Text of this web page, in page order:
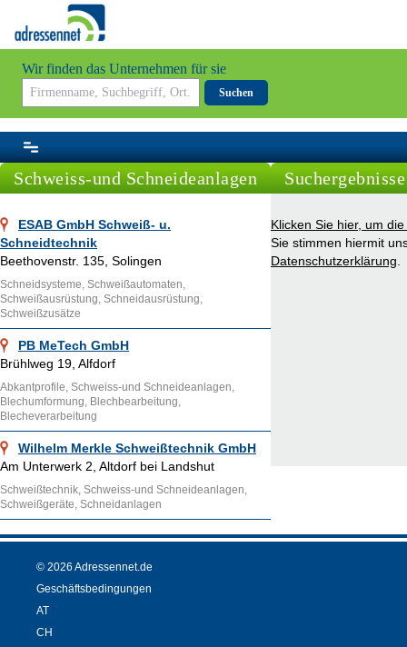
Wir finden das Unternehmen für sie
Suchen
Schweiss-und Schneideanlagen
ESAB GmbH Schweiß- u.
Schneidtechnik
Beethovenstr. 135, Solingen
Schneidsysteme, Schweißautomaten,
Schweißausrüstung, Schneidausrüstung,
Schweißzusätze
PB MeTech GmbH
Brühlweg 19, Alfdorf
Abkantprofile, Schweiss-und Schneideanlagen,
Blechumformung, Blechbearbeitung,
Blecheverarbeitung
Wilhelm Merkle Schweißtechnik GmbH
Am Unterwerk 2, Altdorf bei Landshut
Schweißtechnik, Schweiss-und Schneideanlagen,
Schweißgeräte, Schneidanlagen
Klicken Sie hier, um
Sie stimmen hiermit
Datenschutzerklärung
© 2026 Adressennet.de
Geschäftsbedingungen
AT
CH